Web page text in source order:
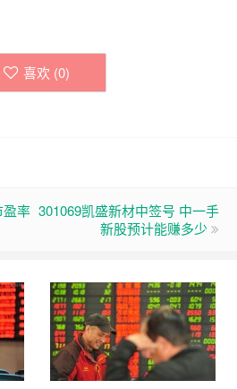
喜欢 (0)
盈率 301069凯盛新材中签号 中一手
新股预计能赚多少